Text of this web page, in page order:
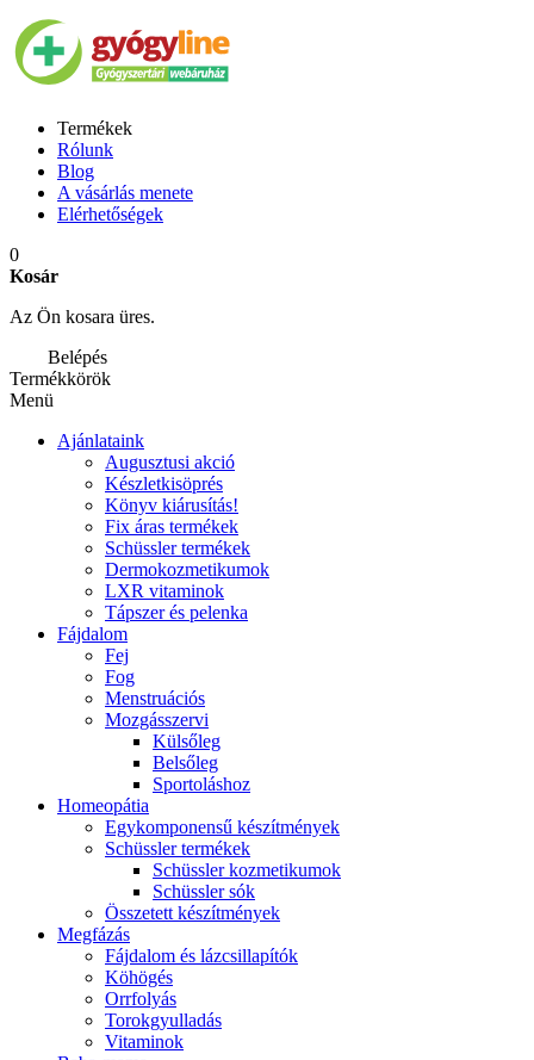
Termékek
Rólunk
Blog
A vásárlás menete
Elérhetőségek
0
Kosár
Az Ön kosara üres.
Belépés
Termékkörök
Menü
Ajánlataink
Augusztusi akció
Készletkisöprés
Könyv kiárusítás!
Fix áras termékek
Schüssler termékek
Dermokozmetikumok
LXR vitaminok
Tápszer és pelenka
Fájdalom
Fej
Fog
Menstruációs
Mozgásszervi
Külsőleg
Belsőleg
Sportoláshoz
Homeopátia
Egykomponensű készítmények
Schüssler termékek
Schüssler kozmetikumok
Schüssler sók
Összetett készítmények
Megfázás
Fájdalom és lázcsillapítók
Köhögés
Orrfolyás
Torokgyulladás
Vitaminok